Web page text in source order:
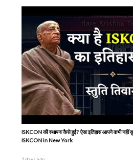
ISKCON की स्थापना कैसे हुई? ऐसा इतिहास आपने कभी
ISKCON in New York